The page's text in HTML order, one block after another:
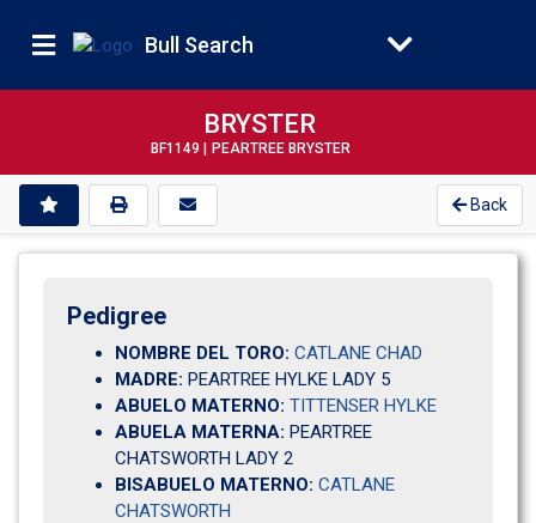
Bull Search
BRYSTER
BF1149 | PEARTREE BRYSTER
Back
Pedigree
NOMBRE DEL TORO: CATLANE CHAD
MADRE: PEARTREE HYLKE LADY 5
ABUELO MATERNO: TITTENSER HYLKE
ABUELA MATERNA: PEARTREE
CHATSWORTH LADY 2
BISABUELO MATERNO: CATLANE
CHATSWORTH